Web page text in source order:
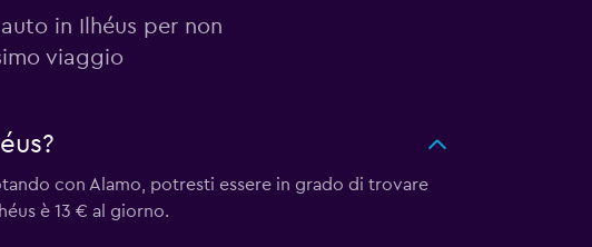
in Ilhéus per non
viaggio
con Alamo, potresti essere in grado di trovare
è 13 € al giorno.